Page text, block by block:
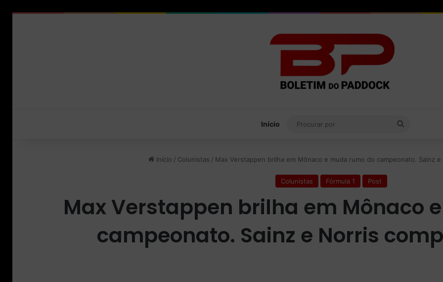
Início
Início / Colunistas / Max Verstappen brilha em Mônaco e muda rumo do campeonato. Sainz
Colunistas Fórmula 1 Post
Max Verstappen brilha em Mônaco
campeonato. Sainz e Norris